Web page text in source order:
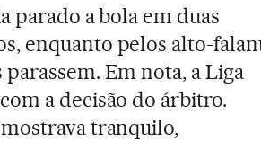
parado a bola em duas
enquanto pelos alto-
Em nota, a Liga
a decisão do árbitro.
tranquilo,